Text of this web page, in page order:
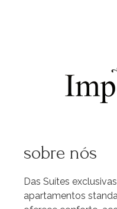
sobre nós
Das Suítes
apartamentos